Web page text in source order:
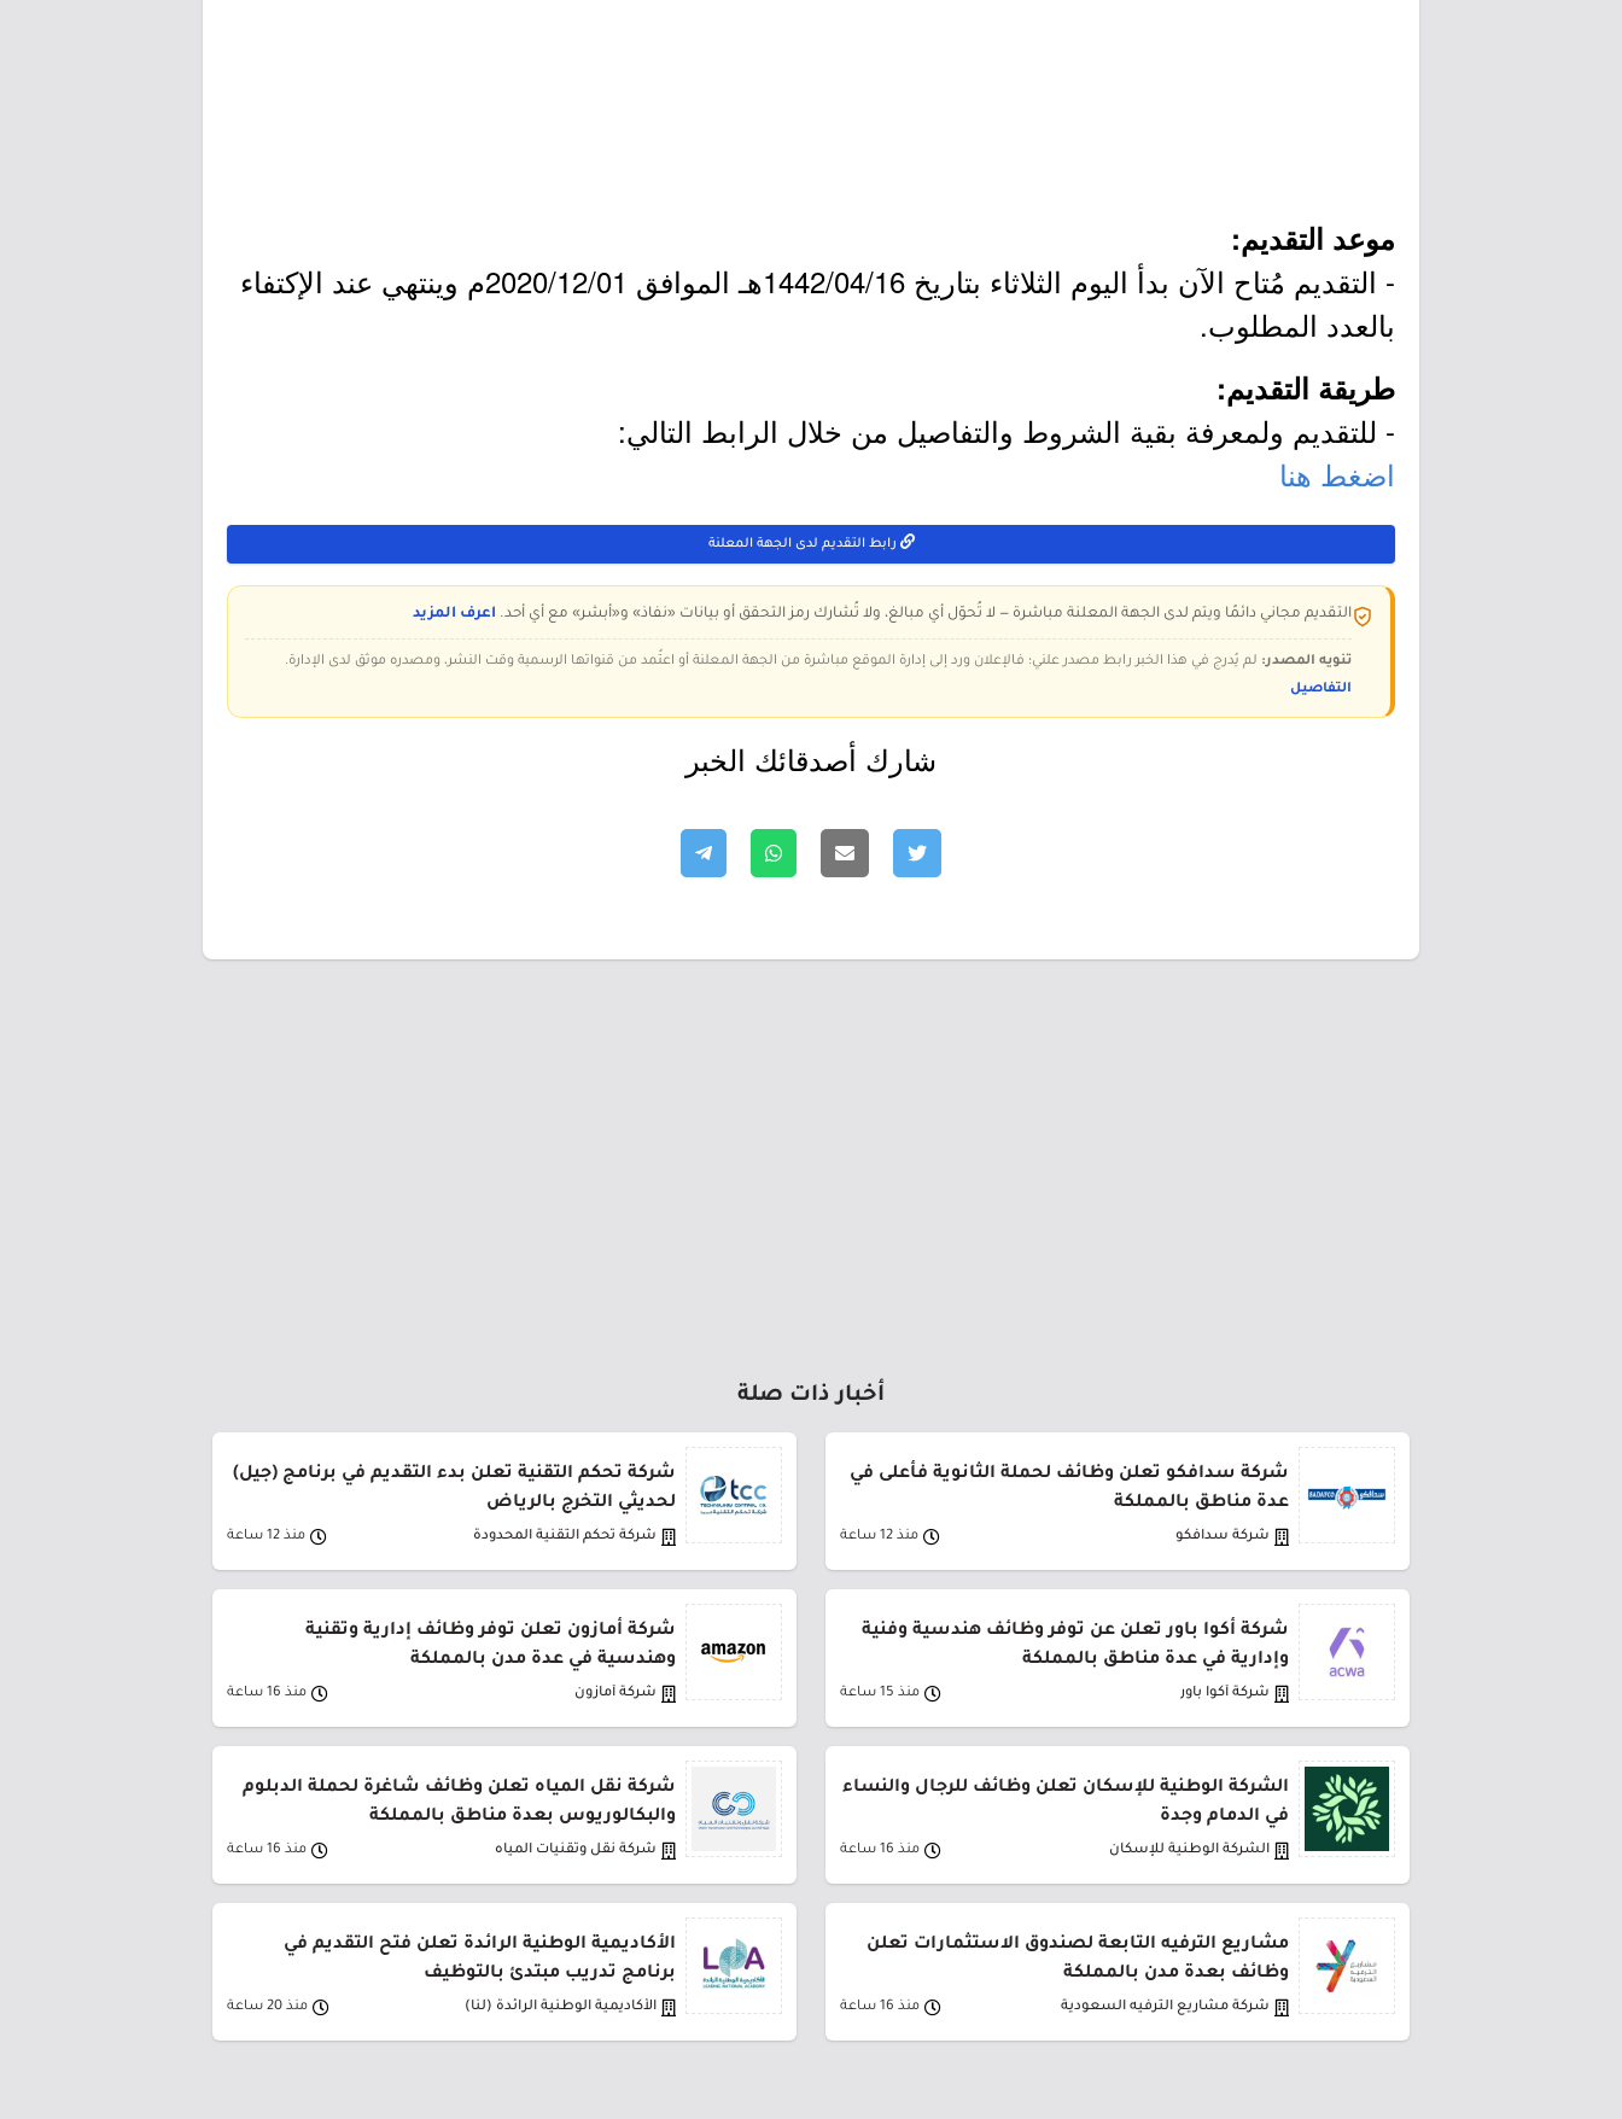
موعد التقديم:
- التقديم مُتاح الآن بدأ اليوم الثلاثاء بتاريخ 1442/04/16هـ الموافق 2020/12/01م وينتهي عند الإكتفاء
بالعدد المطلوب.
طريقة التقديم:
- للتقديم ولمعرفة بقية الشروط والتفاصيل من خلال الرابط التالي:
اضغط هنا
رابط التقديم لدى الجهة المعلنة
التقديم مجاني دائمًا ويتم لدى الجهة المعلنة مباشرة — لا تُحوّل أي مبالغ، ولا تُشارك رمز التحقق أو بيانات «نفاذ» و«أبشر» مع أي أحد. اعرف المزيد
تنويه المصدر: لم يُدرج في هذا الخبر رابط مصدر علني؛ فالإعلان ورد إلى إدارة الموقع مباشرة من الجهة المعلنة أو اعتُمد من قنواتها الرسمية وقت النشر، ومصدره موثق لدى الإدارة.
التفاصيل
شارك أصدقائك الخبر
أخبار ذات صلة
شركة سدافكو تعلن وظائف لحملة الثانوية فأعلى في
عدة مناطق بالمملكة
شركة سدافكو منذ 12 ساعة
شركة تحكم التقنية تعلن بدء التقديم في برنامج (جيل)
لحديثي التخرج بالرياض
شركة تحكم التقنية المحدودة منذ 12 ساعة
شركة أكوا باور تعلن عن توفر وظائف هندسية وفنية
وإدارية في عدة مناطق بالمملكة
شركة أكوا باور منذ 15 ساعة
شركة أمازون تعلن توفر وظائف إدارية وتقنية
وهندسية في عدة مدن بالمملكة
شركة أمازون منذ 16 ساعة
الشركة الوطنية للإسكان تعلن وظائف للرجال والنساء
في الدمام وجدة
الشركة الوطنية للإسكان منذ 16 ساعة
شركة نقل المياه تعلن وظائف شاغرة لحملة الدبلوم
والبكالوريوس بعدة مناطق بالمملكة
شركة نقل وتقنيات المياه منذ 16 ساعة
مشاريع الترفيه التابعة لصندوق الاستثمارات تعلن
وظائف بعدة مدن بالمملكة
شركة مشاريع الترفيه السعودية منذ 16 ساعة
الأكاديمية الوطنية الرائدة تعلن فتح التقديم في
برنامج تدريب مبتدئ بالتوظيف
الأكاديمية الوطنية الرائدة (لنا) منذ 20 ساعة